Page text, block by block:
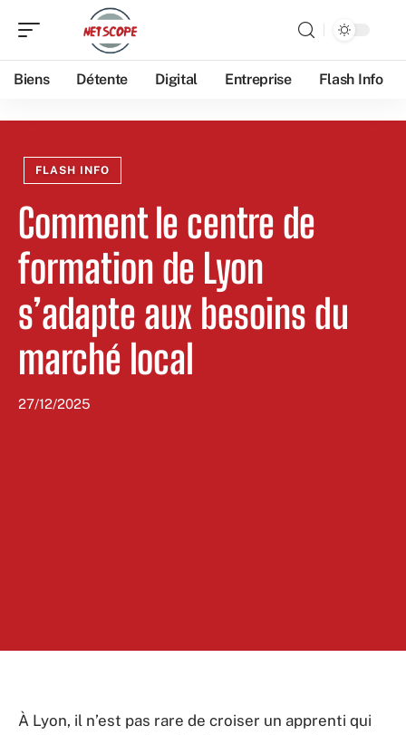
Biens Détente Digital Entreprise Flash Info
FLASH INFO
Comment le centre de
formation de Lyon
s’adapte aux besoins du
marché local
27/12/2025
À Lyon, il n’est pas rare de croiser un apprenti qui